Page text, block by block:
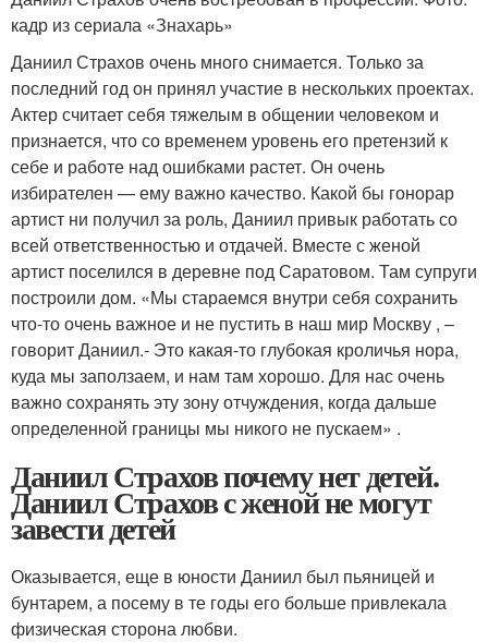
кадр из сериала «Знахарь»
Даниил Страхов очень много снимается. Только за
последний год он принял участие в нескольких проектах.
Актер считает себя тяжелым в общении человеком и
признается, что со временем уровень его претензий к
себе и работе над ошибками растет. Он очень
избирателен — ему важно качество. Какой бы гонорар
артист ни получил за роль, Даниил привык работать со
всей ответственностью и отдачей. Вместе с женой
артист поселился в деревне под Саратовом. Там супруги
построили дом. «Мы стараемся внутри себя сохранить
что-то очень важное и не пустить в наш мир Москву , –
говорит Даниил.- Это какая-то глубокая кроличья нора,
куда мы заползаем, и нам там хорошо. Для нас очень
важно сохранять эту зону отчуждения, когда дальше
определенной границы мы никого не пускаем» .
Даниил Страхов почему нет детей.
Даниил Страхов с женой не могут
завести детей
Оказывается, еще в юности Даниил был пьяницей и
бунтарем, а посему в те годы его больше привлекала
физическая сторона любви.